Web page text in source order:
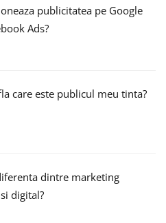
publicitatea pe Google
Ads?
care este publicul meu tinta?
dintre marketing
digital?